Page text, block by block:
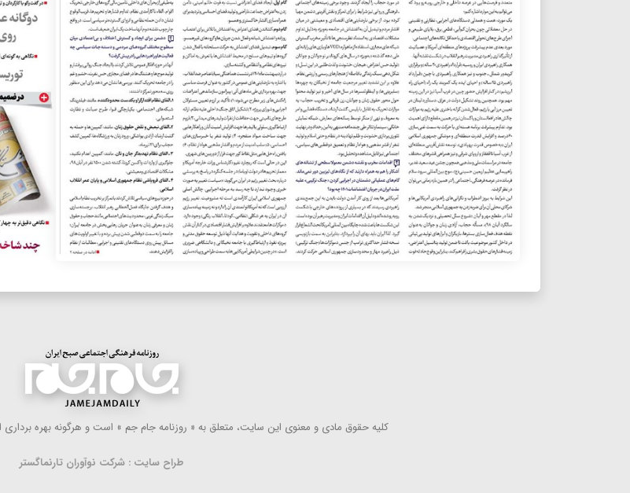
كلیه حقوق مادی و معنوی این سایت، متعلق به « روزنامه جام جم » است و هرگونه بهره ‌برداری
طراح سایت : شرکت نوآوران تارنماگستر